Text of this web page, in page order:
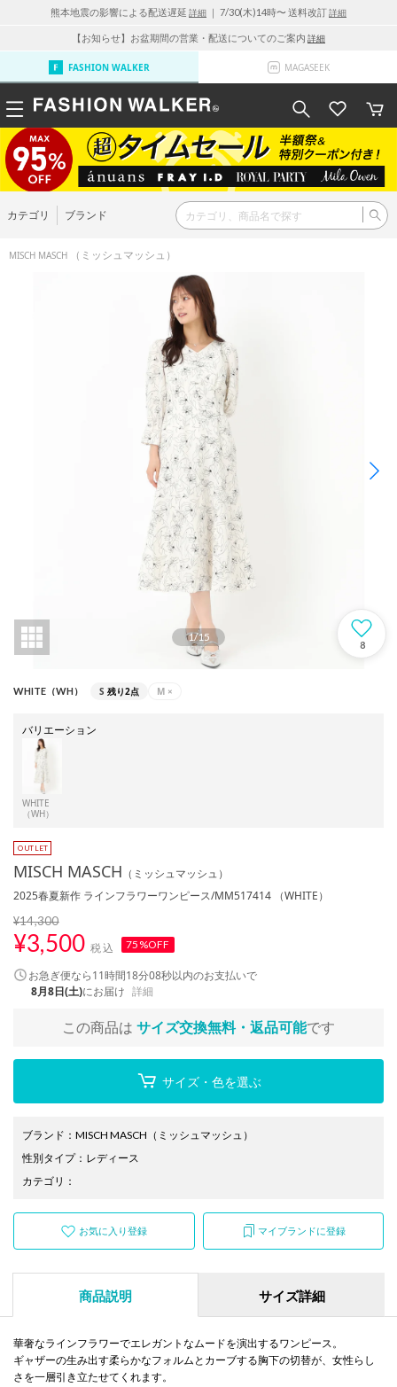
熊本地震の影響による配送遅延 詳細 ｜ 7/30(木)14時〜 送料改訂詳細
【お知らせ】お盆期間の営業・配送についてのご案内 詳細
FASHION WALKER MAGASEEK
カテゴリ ブランド
MISCH MASCH （ミッシュマッシュ）
1/15
8
WHITE（WH） S 残り2点 M ×
バリエーション
WHITE
（WH）
MISCH MASCH （ミッシュマッシュ）
2025春夏新作 ラインフラワーワンピース/MM517414 （WHITE）
¥14,300
¥3,500 税込 75%OFF
お急ぎ便なら11時間18分08秒以内のお支払いで
8月8日(土)にお届け 詳細
この商品は サイズ交換無料・返品可能です
サイズ・色を選ぶ
ブランド ： MISCH MASCH （ミッシュマッシュ）
性別タイプ： レディース
カテゴリ ：
お気に入り登録 マイブランドに登録
商品説明 サイズ詳細
華奢なラインフラワーでエレガントなムードを演出するワンピース。
ギャザーの生み出す柔らかなフォルムとカーブする胸下の切替が、女性らし
さを一層引き立たせてくれます。